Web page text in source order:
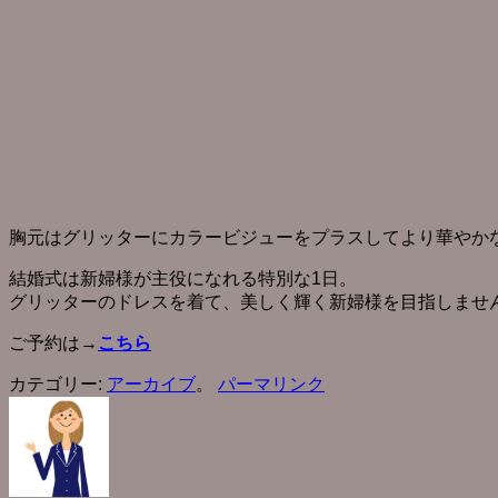
胸元はグリッターにカラービジューをプラスしてより華やか
結婚式は新婦様が主役になれる特別な1日。
グリッターのドレスを着て、美しく輝く新婦様を目指しませ
ご予約は→ こちら
カテゴリー: アーカイブ。 パーマリンク